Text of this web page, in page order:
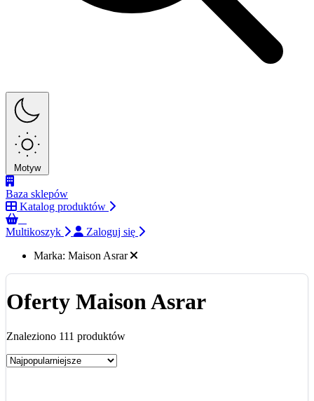
Motyw
Baza sklepów
Katalog produktów
Multikoszyk
Zaloguj się
Marka: Maison Asrar
Oferty Maison Asrar
Znaleziono 111 produktów